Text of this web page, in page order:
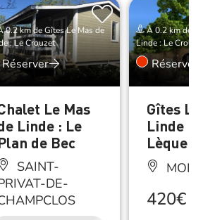
0.2 km de Gîtes Le Mas de
: Le Crouzet
Réserver
Le Mas
Linde : Le
de Bec
SAINT-
DE-
À 0.2 km de
Linde : Le
Réserver
Gîtes
Linde :
Lèque
420€/